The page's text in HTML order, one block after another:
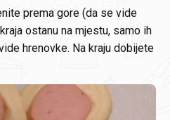
prema gore (da se vide
ostanu na mjestu, samo ih
hrenovke. Na kraju dobijete